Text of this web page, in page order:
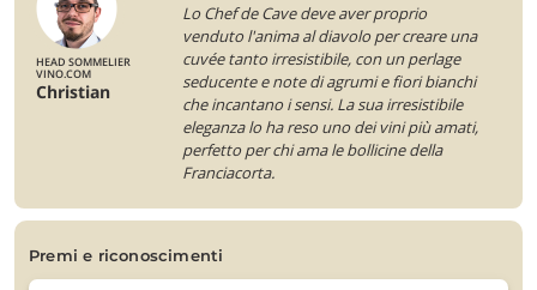
HEAD SOMMELIER
VINO.COM
Christian
Lo Chef de Cave deve aver proprio
venduto l'anima al diavolo per creare una
cuvée tanto irresistibile, con un perlage
seducente e note di agrumi e fiori bianchi
che incantano i sensi. La sua irresistibile
eleganza lo ha reso uno dei vini più amati,
perfetto per chi ama le bollicine della
Franciacorta.
premi e riconoscimenti